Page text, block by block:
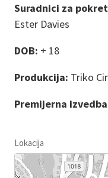
Suradnici za
Ester Davies
DOB: + 18
Produkcija: Triko
Premijerna
Lokacija